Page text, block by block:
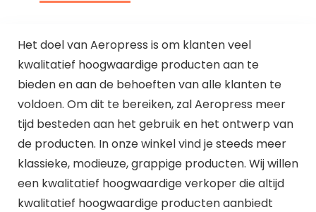
Het doel van Aeropress is om klanten veel
kwalitatief hoogwaardige producten aan te
bieden en aan de behoeften van alle klanten te
voldoen. Om dit te bereiken, zal Aeropress meer
tijd besteden aan het gebruik en het ontwerp van
de producten. In onze winkel vind je steeds meer
klassieke, modieuze, grappige producten. Wij willen
een kwalitatief hoogwaardige verkoper die altijd
kwalitatief hoogwaardige producten aanbiedt